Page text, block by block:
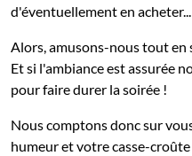
d'éventuellement en acheter...
Alors, amusons-nous tout
Et si l'ambiance est assurée
pour faire durer la soirée !
Nous comptons donc sur
humeur et votre casse-